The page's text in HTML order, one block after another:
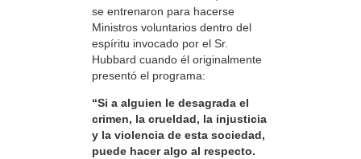
se entrenaron para hacerse
Ministros voluntarios dentro del
espíritu invocado por el Sr.
Hubbard cuando él originalmente
presentó el programa:
“Si a alguien le desagrada el
crimen, la crueldad, la injusticia
y la violencia de esta sociedad,
puede hacer algo al respecto.